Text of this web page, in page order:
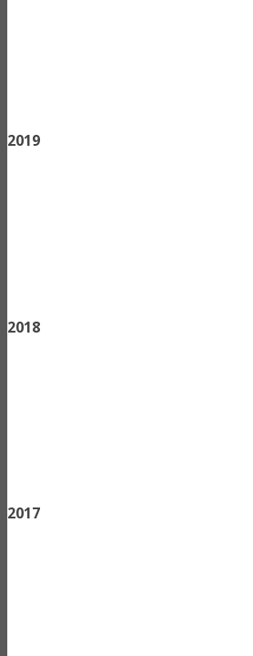
2019
2018
2017